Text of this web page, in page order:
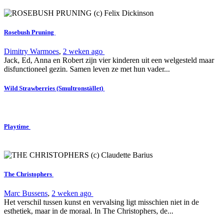
Rosebush Pruning
Dimitry Warmoes, 2 weken ago
Jack, Ed, Anna en Robert zijn vier kinderen uit een welgesteld maar
disfunctioneel gezin. Samen leven ze met hun vader...
Wild Strawberries (Smultronstället)
Playtime
The Christophers
Marc Bussens, 2 weken ago
Het verschil tussen kunst en vervalsing ligt misschien niet in de
esthetiek, maar in de moraal. In The Christophers, de...